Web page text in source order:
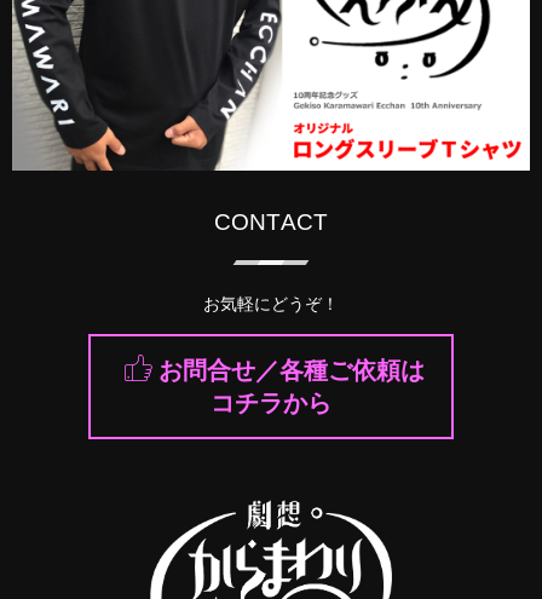
CONTACT
お気軽にどうぞ！
お問合せ／各種ご依頼は
コチラから